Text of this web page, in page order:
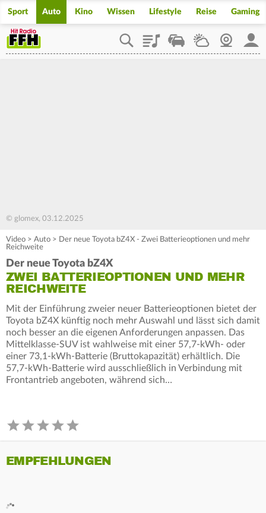
Sport Auto Kino Wissen Lifestyle Reise Gaming
PlaylistStaupilotWetterWebcam
© glomex, 03.12.2025
Video > Auto > Der neue Toyota bZ4X - Zwei Batterieoptionen und mehr
Reichweite
Der neue Toyota bZ4X
ZWEI BATTERIEOPTIONEN UND MEHR
REICHWEITE
Mit der Einführung zweier neuer Batterieoptionen bietet der
Toyota bZ4X künftig noch mehr Auswahl und lässt sich damit
noch besser an die eigenen Anforderungen anpassen. Das
Mittelklasse-SUV ist wahlweise mit einer 57,7-kWh- oder
einer 73,1-kWh-Batterie (Bruttokapazität) erhältlich. Die
57,7-kWh-Batterie wird ausschließlich in Verbindung mit
Frontantrieb angeboten, während sich…
EMPFEHLUNGEN